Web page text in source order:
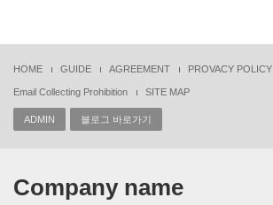
HOME GUIDE AGREEMENT PROVACY POLICY
Email Collecting Prohibition SITE MAP
ADMIN 블로그 바로가기
Company name